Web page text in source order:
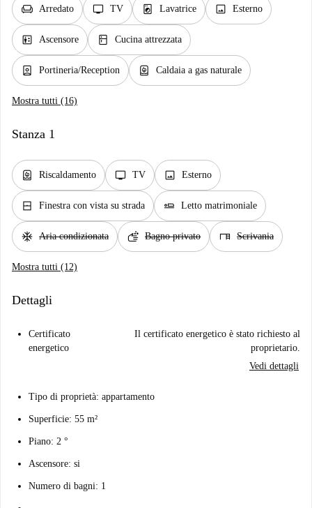
chair Arredato tv TV local_laundry_service Lavatrice image Esterno
elevator Ascensore kitchen Cucina attrezzata
person_book Portineria/Reception water_heater Caldaia a gas naturale
Mostra tutti (16)
Stanza 1
water_heater Riscaldamento tv TV image Esterno
window_closed Finestra con vista su strada airline_seat_flat Letto matrimoniale
ac_unit Aria condizionata soap Bagno privato desk Scrivania
Mostra tutti (12)
Dettagli
Certificato
energetico
Il certificato energetico è stato richiesto al
proprietario.
Vedi dettagli
Tipo di proprietà: appartamento
Superficie: 55 m²
Piano: 2 °
Ascensore: si
Numero di bagni: 1